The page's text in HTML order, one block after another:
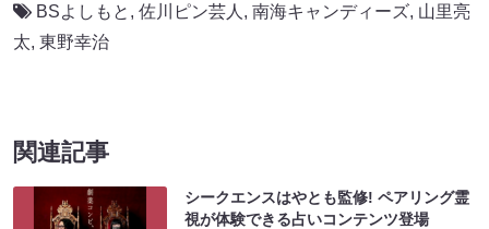
BSよしもと , 佐川ピン芸人 , 南海キャンディーズ, 山里亮
太, 東野幸治
関連記事
シークエンスはやとも監修! ペアリング霊
視が体験できる占いコンテンツ登場